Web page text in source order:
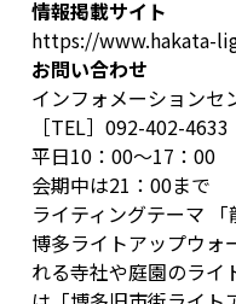
情報掲載サイト
https://www.hakata-
お問い合わせ
インフォメーションセ
［TEL］092-402-4633
平日10：00～17：00
会期中は21：00まで
ライティングテーマ 「
博多ライトアップウォ
れる寺社や庭園のライ